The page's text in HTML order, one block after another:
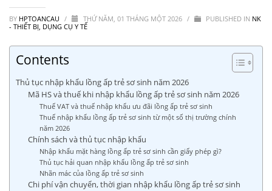
BY HPTOANCAU / THỨ NĂM, 01 THÁNG MỘT 2026 / PUBLISHED IN NK
- THIẾT BỊ, DỤNG CỤ Y TẾ
Contents
Thủ tục nhập khẩu lồng ấp trẻ sơ sinh năm 2026
Mã HS và thuế khi nhập khẩu lồng ấp trẻ sơ sinh năm 2026
Thuế VAT và thuế nhập khẩu ưu đãi lồng ấp trẻ sơ sinh
Thuế nhập khẩu lồng ấp trẻ sơ sinh từ một số thị trường chính
năm 2026
Chính sách và thủ tục nhập khẩu
Nhập khẩu mặt hàng lồng ấp trẻ sơ sinh cần giấy phép gì?
Thủ tục hải quan nhập khẩu lồng ấp trẻ sơ sinh
Nhãn mác của lồng ấp trẻ sơ sinh
Chi phí vận chuyển, thời gian nhập khẩu lồng ấp trẻ sơ sinh